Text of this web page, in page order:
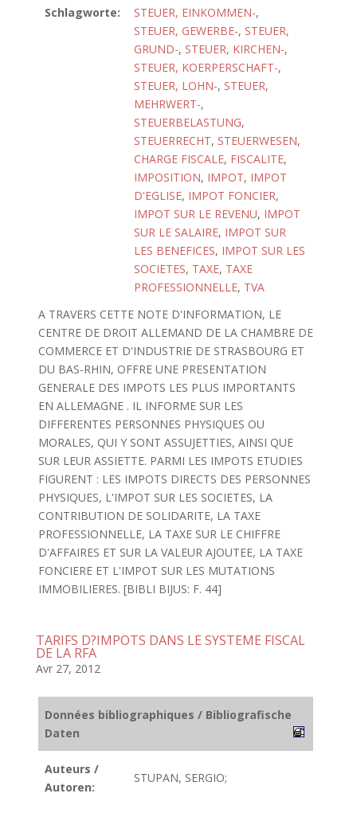
Schlagworte:
STEUER, EINKOMMEN-,
STEUER, GEWERBE-, STEUER,
GRUND-, STEUER, KIRCHEN-,
STEUER, KOERPERSCHAFT-,
STEUER, LOHN-, STEUER,
MEHRWERT-,
STEUERBELASTUNG,
STEUERRECHT, STEUERWESEN,
CHARGE FISCALE, FISCALITE,
IMPOSITION, IMPOT, IMPOT
D'EGLISE, IMPOT FONCIER,
IMPOT SUR LE REVENU, IMPOT
SUR LE SALAIRE, IMPOT SUR
LES BENEFICES, IMPOT SUR LES
SOCIETES, TAXE, TAXE
PROFESSIONNELLE, TVA
A TRAVERS CETTE NOTE D'INFORMATION, LE
CENTRE DE DROIT ALLEMAND DE LA CHAMBRE DE
COMMERCE ET D'INDUSTRIE DE STRASBOURG ET
DU BAS-RHIN, OFFRE UNE PRESENTATION
GENERALE DES IMPOTS LES PLUS IMPORTANTS
EN ALLEMAGNE . IL INFORME SUR LES
DIFFERENTES PERSONNES PHYSIQUES OU
MORALES, QUI Y SONT ASSUJETTIES, AINSI QUE
SUR LEUR ASSIETTE. PARMI LES IMPOTS ETUDIES
FIGURENT : LES IMPOTS DIRECTS DES PERSONNES
PHYSIQUES, L'IMPOT SUR LES SOCIETES, LA
CONTRIBUTION DE SOLIDARITE, LA TAXE
PROFESSIONNELLE, LA TAXE SUR LE CHIFFRE
D'AFFAIRES ET SUR LA VALEUR AJOUTEE, LA TAXE
FONCIERE ET L'IMPOT SUR LES MUTATIONS
IMMOBILIERES. [BIBLI BIJUS: F. 44]
TARIFS D?IMPOTS DANS LE SYSTEME FISCAL
DE LA RFA
Avr 27, 2012
Données bibliographiques / Bibliografische
Daten
Auteurs /
Autoren:
STUPAN, SERGIO;